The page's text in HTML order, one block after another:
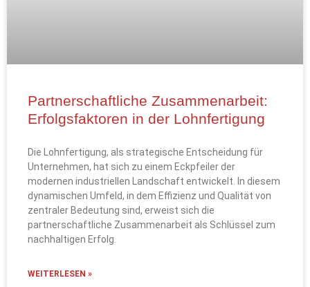
Partnerschaftliche Zusammenarbeit:
Erfolgsfaktoren in der Lohnfertigung
Die Lohnfertigung, als strategische Entscheidung für
Unternehmen, hat sich zu einem Eckpfeiler der
modernen industriellen Landschaft entwickelt. In diesem
dynamischen Umfeld, in dem Effizienz und Qualität von
zentraler Bedeutung sind, erweist sich die
partnerschaftliche Zusammenarbeit als Schlüssel zum
nachhaltigen Erfolg.
WEITERLESEN »